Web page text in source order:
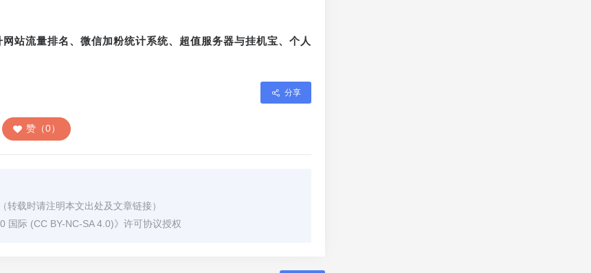
站流量排名、微信加粉统计系统、超值服务器与挂机宝、个人
分享
赞（0）
（转载时请注明本文出处及文章链接）
国际 (CC BY-NC-SA 4.0)》许可协议授权